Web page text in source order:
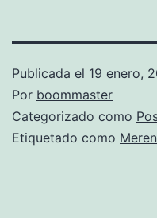
Publicada el 19 enero,
Por boommaster
Categorizado como
Etiquetado como